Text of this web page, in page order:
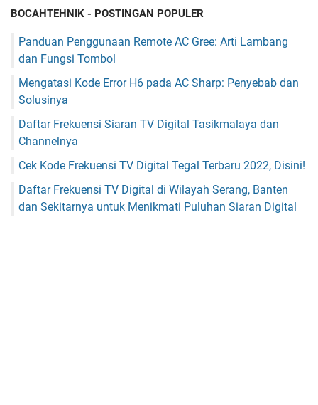
BOCAHTEHNIK - POSTINGAN POPULER
Panduan Penggunaan Remote AC Gree: Arti Lambang
dan Fungsi Tombol
Mengatasi Kode Error H6 pada AC Sharp: Penyebab dan
Solusinya
Daftar Frekuensi Siaran TV Digital Tasikmalaya dan
Channelnya
Cek Kode Frekuensi TV Digital Tegal Terbaru 2022, Disini!
Daftar Frekuensi TV Digital di Wilayah Serang, Banten
dan Sekitarnya untuk Menikmati Puluhan Siaran Digital